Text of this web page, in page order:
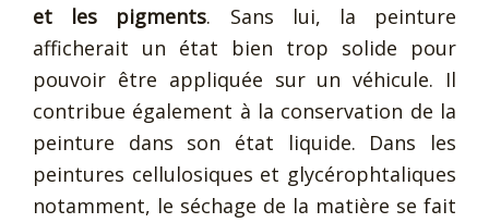
et les pigments. Sans lui, la peinture
afficherait un état bien trop solide pour
pouvoir être appliquée sur un véhicule. Il
contribue également à la conservation de la
peinture dans son état liquide. Dans les
peintures cellulosiques et glycérophtaliques
notamment, le séchage de la matière se fait